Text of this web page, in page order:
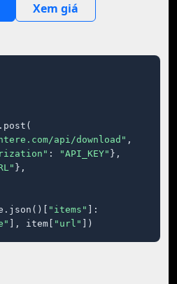
Xem giá
api/download" ,
: "API_KEY" },
},
"items"
]:
], item[ "url" ])